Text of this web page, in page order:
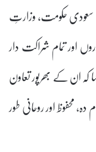
سعودی حکومت، وزارتِ
اور تمام شراکت دار
کہ ان کے بھرپور تعاون
محفوظ اور روحانی طور